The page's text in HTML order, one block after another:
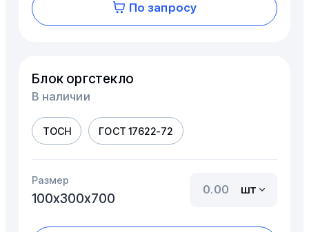
По запросу
Блок оргстекло
В наличии
ТОСН ГОСТ 17622-72
Размер
100х300х700
шт